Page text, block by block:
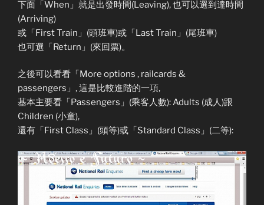
下面「When」就是出發時間(Leaving), 也可以選到達時間
(Arriving)
或「First Train」(頭班車)或「Last Train」(尾班車)
也可選「Return」(來回票)。
之後可以看看「More options , railcards &
passengers」, 這是比較進階的一項,
基本主要看「Passengers」(乘客人數): Adults (成人)跟
Children (小童),
還有「First Class」(頭等)或「Standard Class」(二等):